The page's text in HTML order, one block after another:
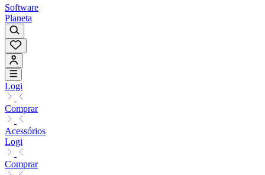
Software
Planeta
Logi
Comprar
Acessórios
Logi
Comprar